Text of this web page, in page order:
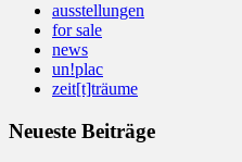
ausstellungen
for sale
news
un!plac
zeit[t]träume
Neueste Beiträge